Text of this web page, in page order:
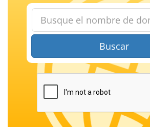
Buscar